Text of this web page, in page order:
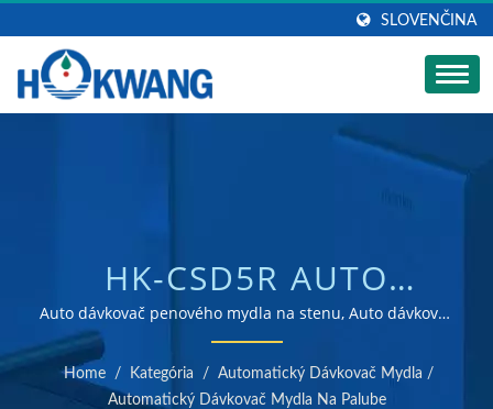
SLOVENČINA
HK-CSD5R AUTO
NEREZOVÁ OCEĽ
ZAKRIVENÝ DÁVKOVAČ
Auto dávkovač penového mydla na stenu, Auto dávkovač
tekutého mydla na stenu, Auto dávkovač dezinfekčného
prostriedku na stenu | ISO 9001 a 14001 certifikovaný
výrobca sušičov rúk a dávkovačov mydla
Home / Kategória / Automatický Dávkovač Mydla /
Automatický Dávkovač Mydla Na Palube